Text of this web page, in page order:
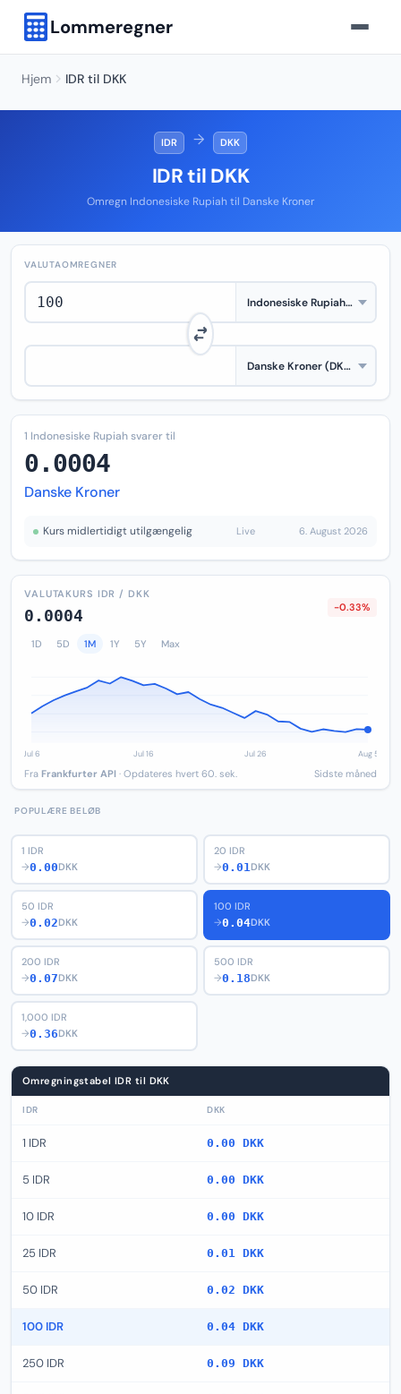
Lommeregner
Hjem IDR til DKK
IDR → DKK
IDR til DKK
Omregn Indonesiske Rupiah til Danske Kroner
VALUTAOMREGNER
1 Indonesiske Rupiah svarer til
0.0004
Danske Kroner
Kurs midlertidigt utilgængelig Live 6. August 2026
VALUTAKURS IDR / DKK
0.0004 -0.33%
1D 5D 1M 1Y 5Y Max
Fra Frankfurter API · Opdateres hvert 60. sek. Sidste måned
POPULÆRE BELØB
1 IDR
→0.00DKK
20 IDR
→0.01DKK
50 IDR
→0.02DKK
100 IDR
→0.04DKK
200 IDR
→0.07DKK
500 IDR
→0.18DKK
1,000 IDR
→0.36DKK
Omregningstabel IDR til DKK
IDR DKK
1 IDR 0.00 DKK
5 IDR 0.00 DKK
10 IDR 0.00 DKK
25 IDR 0.01 DKK
50 IDR 0.02 DKK
100 IDR 0.04 DKK
250 IDR 0.09 DKK